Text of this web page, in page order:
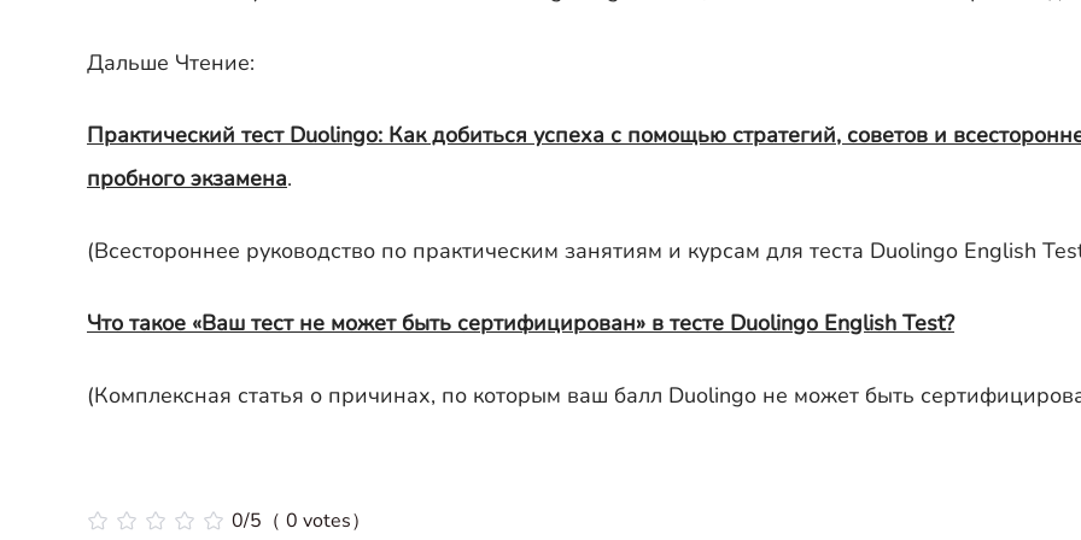
Дальше Чтение:
Практический тест Duolingo: Как добиться успеха с помощью стратегий, советов и
пробного экзамена.
(Всестороннее руководство по практическим занятиям и курсам для теста Duolingo English
Что такое «Ваш тест не может быть сертифицирован» в тесте Duolingo English Test?
(Комплексная статья о причинах, по которым ваш балл Duolingo не может быть
0/5（ 0 votes）